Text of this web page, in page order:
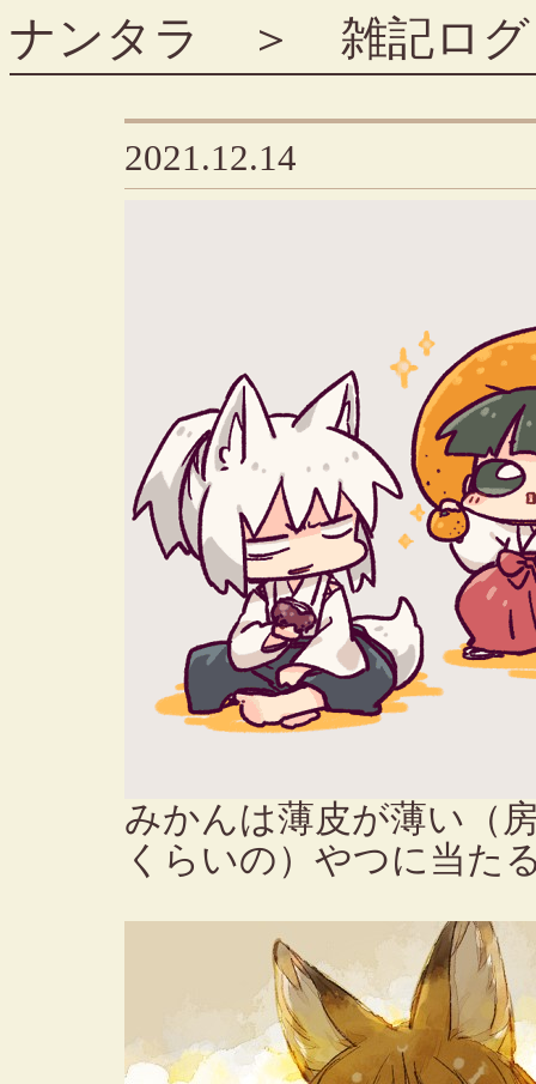
ナンタラ ＞ 雑記ログ
2021.12.14
みかんは薄皮が薄い（
くらいの）やつに当た